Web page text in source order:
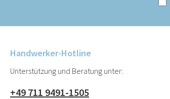
Handwerker-Hotline
Unterstützung und Beratung unter:
+49 711 9491-1505